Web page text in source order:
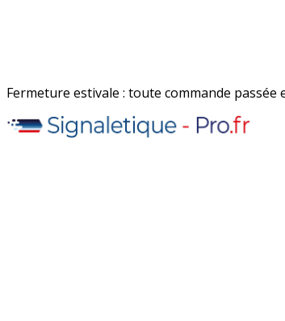
Fermeture estivale : toute commande